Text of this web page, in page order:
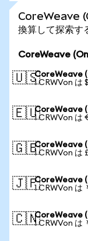
CoreWeave
換算して探索す
CoreWeave
🇺🇸CoreWeave
1 CRWVon は
🇪🇺CoreWeave
1 CRWVon は
🇬🇧CoreWeave
1 CRWVon は
🇯🇵CoreWeave
1 CRWVon は
🇨🇳CoreWeave
1 CRWVon は